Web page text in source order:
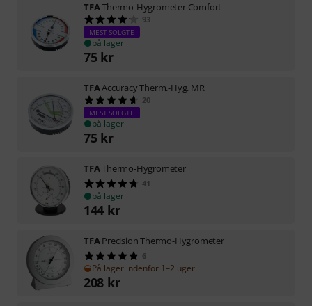
TFAThermo-Hygrometer Comfort
93
MEST SOLGTE
på lager
75 kr
TFAAccuracy Therm.-Hyg. MR
20
MEST SOLGTE
på lager
75 kr
TFAThermo-Hygrometer
41
på lager
144 kr
TFAPrecision Thermo-Hygrometer
6
På lager indenfor 1–2 uger
208 kr